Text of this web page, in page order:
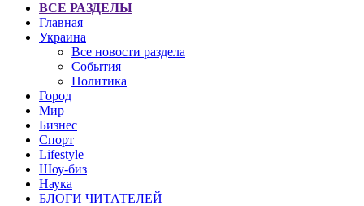
ВСЕ РАЗДЕЛЫ
Главная
Украина
Все новости раздела
События
Политика
Город
Мир
Бизнес
Спорт
Lifestyle
Шоу-биз
Наука
БЛОГИ ЧИТАТЕЛЕЙ